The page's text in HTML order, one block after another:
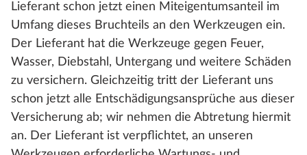
Lieferant schon jetzt einen Miteigentumsanteil im
Umfang dieses Bruchteils an den Werkzeugen ein.
Der Lieferant hat die Werkzeuge gegen Feuer,
Wasser, Diebstahl, Untergang und weitere Schäden
zu versichern. Gleichzeitig tritt der Lieferant uns
schon jetzt alle Entschädigungsansprüche aus dieser
Versicherung ab; wir nehmen die Abtretung hiermit
an. Der Lieferant ist verpflichtet, an unseren